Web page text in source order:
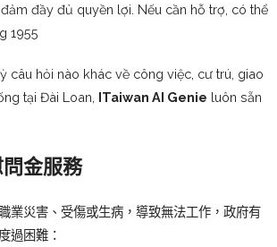
đầy đủ quyền lợi. Nếu cần hỗ trợ, có thể
1955
câu hỏi nào khác về công việc, cư trú, giao
tại Đài Loan, ITaiwan AI Genie luôn sẵn
金服務
業災害、受傷或生病，導致無法工作，政府有
過困難：